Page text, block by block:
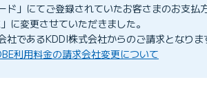
ド」にてご登録されていたお客さまのお支払
に変更させていただきました。
社であるKDDI株式会社からのご請求となりま
利用料金の請求会社変更について